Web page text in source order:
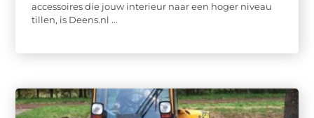
accessoires die jouw interieur naar een hoger niveau
tillen, is Deens.nl ...